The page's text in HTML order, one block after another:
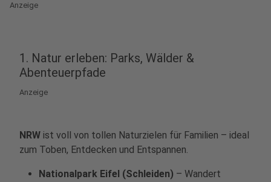
Anzeige
1. Natur erleben: Parks, Wälder &
Abenteuerpfade
Anzeige
NRW ist voll von tollen Naturzielen für Familien – ideal
zum Toben, Entdecken und Entspannen.
Nationalpark Eifel (Schleiden) – Wandert